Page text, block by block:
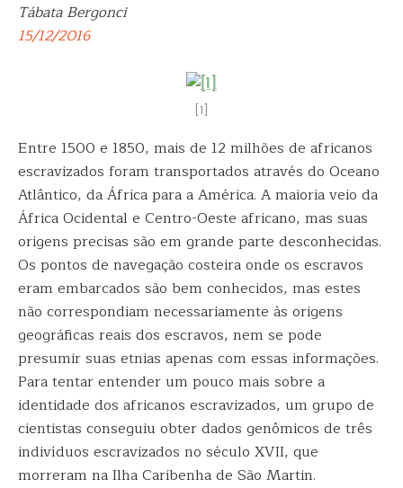
Tábata Bergonci
15/12/2016
[1]
Entre 1500 e 1850, mais de 12 milhões de africanos
escravizados foram transportados através do Oceano
Atlântico, da África para a América. A maioria veio da
África Ocidental e Centro-Oeste africano, mas suas
origens precisas são em grande parte desconhecidas.
Os pontos de navegação costeira onde os escravos
eram embarcados são bem conhecidos, mas estes
não correspondiam necessariamente às origens
geográficas reais dos escravos, nem se pode
presumir suas etnias apenas com essas informações.
Para tentar entender um pouco mais sobre a
identidade dos africanos escravizados, um grupo de
cientistas conseguiu obter dados genômicos de três
indivíduos escravizados no século XVII, que
morreram na Ilha Caribenha de São Martin.